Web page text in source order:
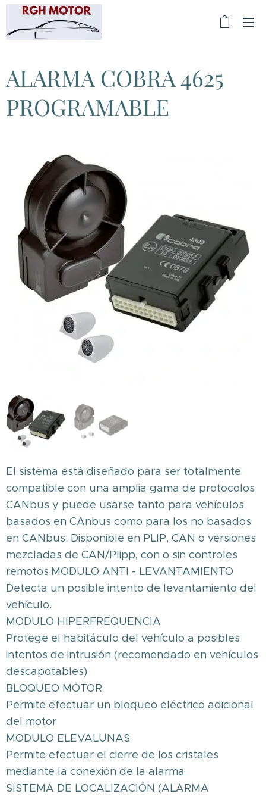
ALARMA COBRA 4625
PROGRAMABLE
El sistema está diseñado para ser totalmente
compatible con una amplia gama de protocolos
CANbus y puede usarse tanto para vehículos
basados en CAnbus como para los no basados
en CANbus. Disponible en PLIP, CAN o versiones
mezcladas de CAN/Plipp, con o sin controles
remotos.MODULO ANTI - LEVANTAMIENTO
Detecta un posible intento de levantamiento del
vehículo.
MODULO HIPERFREQUENCIA
Protege el habitáculo del vehículo a posibles
intentos de intrusión (recomendado en vehículos
descapotables)
BLOQUEO MOTOR
Permite efectuar un bloqueo eléctrico adicional
del motor
MODULO ELEVALUNAS
Permite efectuar el cierre de los cristales
mediante la conexión de la alarma
SISTEMA DE LOCALIZACIÓN (ALARMA